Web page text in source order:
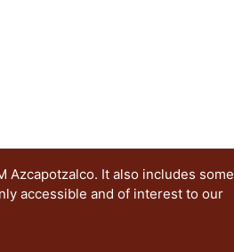
It also includes some
accessible and of interest to our